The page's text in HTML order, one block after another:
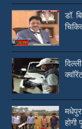
डॉ.
होगी